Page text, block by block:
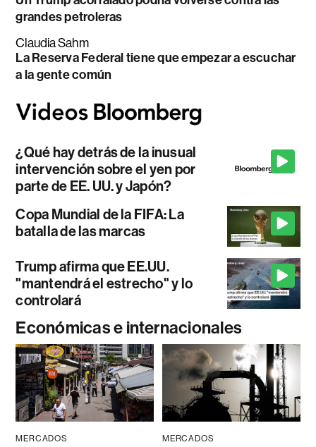
grandes petroleras
Claudia Sahm
La Reserva Federal tiene que empezar a escuchar
a la gente común
¿Qué hay detrás de la inusual
intervención sobre el yen por
parte de EE. UU. y Japón?
Copa Mundial de la FIFA: La
batalla de las marcas
Trump afirma que EE.UU.
"mantendrá el estrecho" y lo
controlará
Económicas e internacionales
MERCADOS MERCADOS